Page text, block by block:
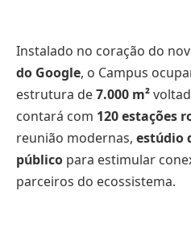
Instalado no coração do
do Google, o Campus
estrutura de7.000 m²
contará com 120 estações
reunião modernas, estúdio
público para estimular
parceiros do ecossistema.